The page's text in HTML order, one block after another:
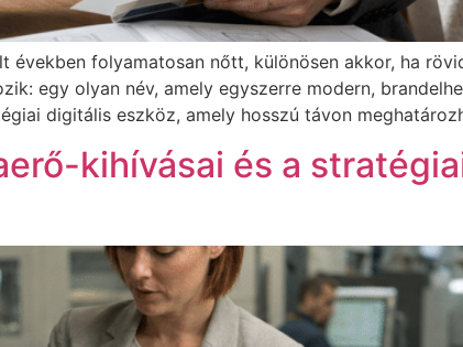
folyamatosan nőtt, különösen akkor, ha
egy olyan név, amely egyszerre modern,
digitális eszköz, amely hosszú távon
kihívásai és a